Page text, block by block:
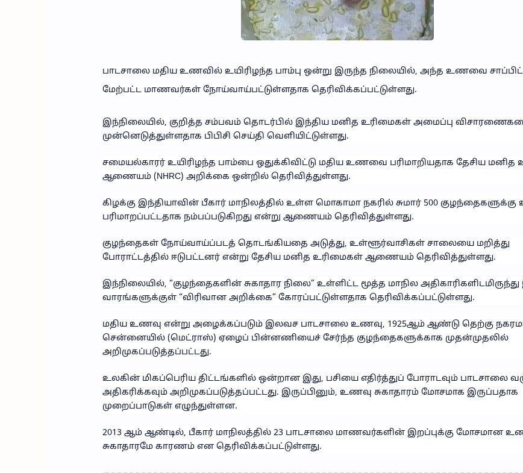
பாடசாலை மதிய உணவில் உயிரிழந்த பாம்பு ஒன்று இருந்த நிலையில், அந்த உணவை
மேற்பட்ட மாணவர்கள் நோய்வாய்பட்டுள்ளதாக தெரிவிக்கப்பட்டுள்ளது.
இந்நிலையில், குறித்த சம்பவம் தொடர்பில் இந்திய மனித உரிமைகள் அமைப்பு
முன்னெடுத்துள்ளதாக பிபிசி செய்தி வெளியிட்டுள்ளது.
சமையல்காரர் உயிரிழந்த பாம்பை ஒதுக்கிவிட்டு மதிய உணவை பரிமாறியதாக தேசிய மனித
ஆணையம் (NHRC) அறிக்கை ஒன்றில் தெரிவித்துள்ளது.
கிழக்கு இந்தியாவின் பீகார் மாநிலத்தில் உள்ள மொகாமா நகரில் சுமார் 500
பரிமாறப்பட்டதாக நம்பப்படுகிறது என்று ஆணையம் தெரிவித்துள்ளது.
குழந்தைகள் நோய்வாய்ப்படத் தொடங்கியதை அடுத்து, உள்ளூர்வாசிகள் சாலையை மறித்து
போராட்டத்தில் ஈடுபட்டனர் என்று தேசிய மனித உரிமைகள் ஆணையம் தெரிவித்துள்ளது.
இந்நிலையில், “குழந்தைகளின் சுகாதார நிலை” உள்ளிட்ட மூத்த மாநில
வாரங்களுக்குள் “விரிவான அறிக்கை” கோரப்பட்டுள்ளதாக தெரிவிக்கப்பட்டுள்ளது.
மதிய உணவு என்று அழைக்கப்படும் இலவச பாடசாலை உணவு, 1925ஆம் ஆண்டு தெற்கு
சென்னையில் (மெட்ராஸ்) ஏழைப் பின்னணியைச் சேர்ந்த குழந்தைகளுக்காக முதன்முதலில்
அறிமுகப்படுத்தப்பட்டது.
உலகின் மிகப்பெரிய திட்டங்களில் ஒன்றான இது, பசியை எதிர்த்துப் போராடவும் பாடசாலை
அதிகரிக்கவும் அறிமுகப்படுத்தப்பட்டது. இருப்பினும், உணவு சுகாதாரம் மோசமாக இருப்பதாக
முறைப்பாடுகள் எழுந்துள்ளன.
2013 ஆம் ஆண்டில், பீகார் மாநிலத்தில் 23 பாடசாலை மாணவர்களின் இறப்புக்கு மோசமான
சுகாதாரமே காரணம் என தெரிவிக்கப்பட்டுள்ளது.